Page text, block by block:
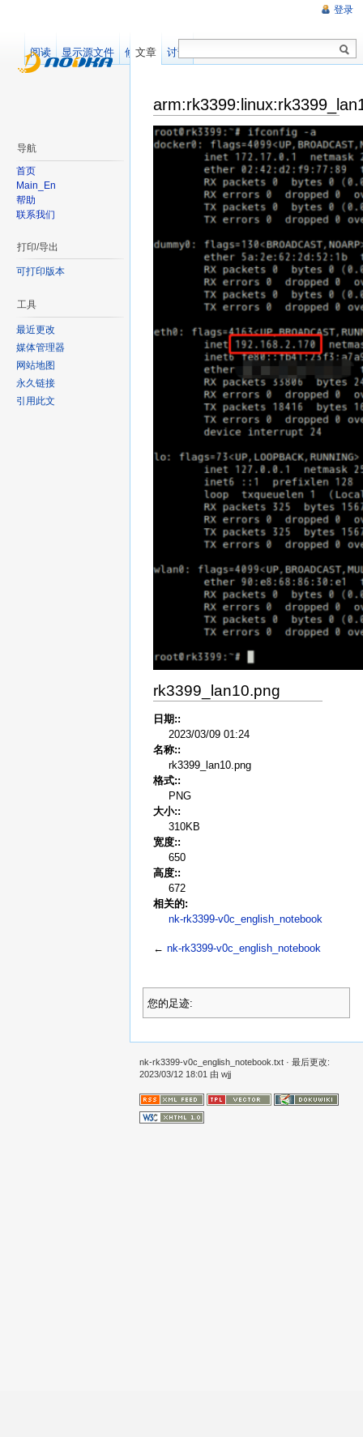
rk3399_lan10.png
日期::
2023/03/09 01:24
名称::
rk3399_lan10.png
格式::
PNG
大小::
310KB
宽度::
650
高度::
672
相关的:
nk-rk3399-v0c_english_notebook
← nk-rk3399-v0c_english_notebook
您的足迹:
登录
文章 讨论
阅读 显示源文件 修订记录
导航
首页
Main_En
帮助
联系我们
打印/导出
可打印版本
工具
最近更改
媒体管理器
网站地图
永久链接
引用此文
nk-rk3399-v0c_english_notebook.txt · 最后更改:
2023/03/12 18:01 由 wjj